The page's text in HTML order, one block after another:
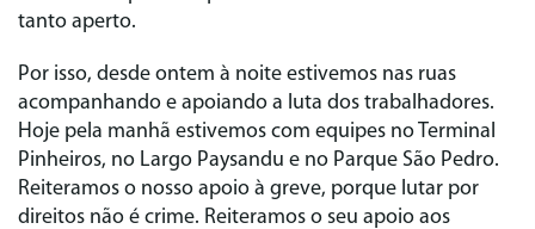
tanto aperto.
Por isso, desde ontem à noite estivemos nas ruas
acompanhando e apoiando a luta dos trabalhadores.
Hoje pela manhã estivemos com equipes no Terminal
Pinheiros, no Largo Paysandu e no Parque São Pedro.
Reiteramos o nosso apoio à greve, porque lutar por
direitos não é crime. Reiteramos o seu apoio aos